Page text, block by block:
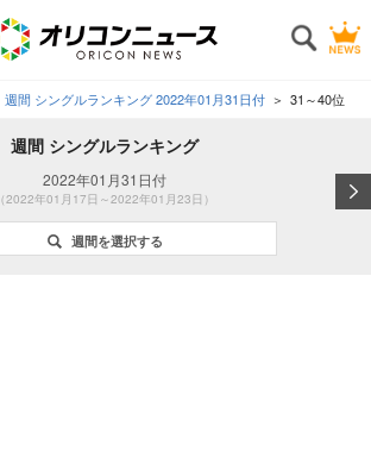
週間 シングルランキング 2022年01月31日付 31～40位
週間 シングルランキング
2022年01月31日付
（2022年01月17日～2022年01月23日）
週間を選択する